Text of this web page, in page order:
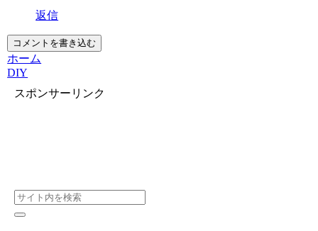
返信
コメントを書き込む
ホーム
DIY
スポンサーリンク